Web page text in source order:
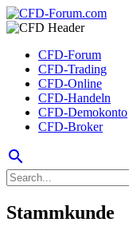
CFD-Forum
CFD-Trading
CFD-Online
CFD-Handeln
CFD-Demokonto
CFD-Broker
search
Stammkunde